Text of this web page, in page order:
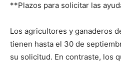
**Plazos para solicitar las
Los agricultores y ganaderos
tienen hasta el 30 de
su solicitud. En contraste, los